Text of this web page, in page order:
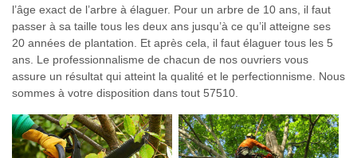
l’âge exact de l’arbre à élaguer. Pour un arbre de 10 ans, il faut
passer à sa taille tous les deux ans jusqu’à ce qu’il atteigne ses
20 années de plantation. Et après cela, il faut élaguer tous les 5
ans. Le professionnalisme de chacun de nos ouvriers vous
assure un résultat qui atteint la qualité et le perfectionnisme. Nous
sommes à votre disposition dans tout 57510.